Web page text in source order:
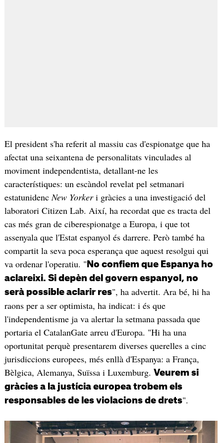
El president s'ha referit al massiu cas d'espionatge que ha
afectat una seixantena de personalitats vinculades al
moviment independentista, detallant-ne les
característiques: un escàndol revelat pel setmanari
estatunidencNew Yorkeri gràcies a una investigació del
laboratori Citizen Lab. Així, ha recordat que es tracta del
cas més gran de ciberespionatge a Europa, i que tot
assenyala que l'Estat espanyol és darrere. Però també ha
compartit la seva poca esperança que aquest resolgui qui
va ordenar l'operatiu. " No confiem que Espanya ho
aclareixi. Si depèn del govern espanyol, no
serà possible aclarir res", ha advertit. Ara bé, hi ha
raons per a ser optimista, ha indicat: i és que
l'independentisme ja va alertar la setmana passada que
portaria el CatalanGate arreu d'Europa. "Hi ha una
oportunitat perquè presentarem diverses querelles a cinc
jurisdiccions europees, més enllà d'Espanya: a França,
Bèlgica, Alemanya, Suïssa i Luxemburg. Veurem si
gràcies a la justícia europea trobem els
responsables de les violacions de drets".